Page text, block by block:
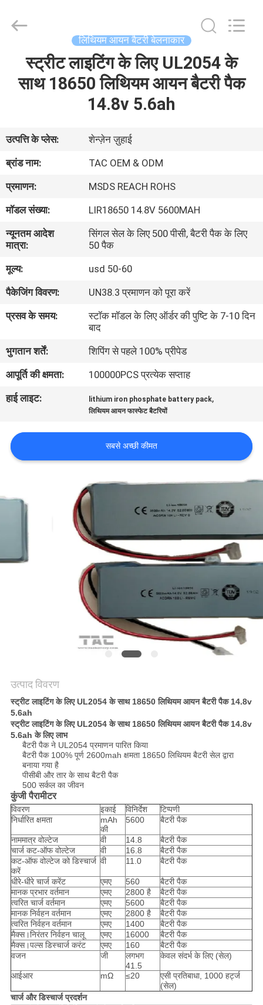
वीडियो
बारे
में
कारखाना
भ्रमण
गुणवत्ता
संपर्क
करें
समाचार
एक
उद्धरण
की
POLICY
Energy
लिथियम आयन बैटरी बेलनाकार
स्ट्रीट लाइटिंग के लिए UL2054 के
साथ 18650 लिथियम आयन बैटरी पैक
14.8v 5.6ah
उत्पत्ति के प्लेस:
शेन्ज़ेन ज़ुहाई
ब्रांड नाम:
TAC OEM & ODM
प्रमाणन:
MSDS REACH ROHS
मॉडल संख्या:
LIR18650 14.8V 5600MAH
न्यूनतम आदेश
मात्रा:
सिंगल सेल के लिए 500 पीसी, बैटरी पैक के लिए
50 पैक
मूल्य:
usd 50-60
पैकेजिंग विवरण:
UN38.3 प्रमाणन को पूरा करें
प्रसव के समय:
स्टॉक मॉडल के लिए ऑर्डर की पुष्टि के 7-10 दिन
बाद
भुगतान शर्तें:
शिपिंग से पहले 100% प्रीपेड
आपूर्ति की क्षमता:
100000PCS प्रत्येक सप्ताह
हाई लाइट:
lithium iron phosphate battery pack,
लिथियम आयन फास्फेट बैटरियों
सबसे अच्छी कीमत
उत्पाद विवरण
स्ट्रीट लाइटिंग के लिए UL2054 के साथ 18650 लिथियम आयन बैटरी पैक 14.8v
5.6ah
स्ट्रीट लाइटिंग के लिए UL2054 के साथ 18650 लिथियम आयन बैटरी पैक 14.8v
5.6ah के लिए लाभ
बैटरी पैक ने UL2054 प्रमाणन पारित किया
बैटरी पैक 100% पूर्ण 2600mah क्षमता 18650 लिथियम बैटरी सेल द्वारा
बनाया गया है
पीसीबी और तार के साथ बैटरी पैक
500 सर्कल का जीवन
कुंजी पैरामीटर
विवरण इकाई विनिर्देश
टिप्पणी
निर्धारित क्षमता
mAh
की
5600 बैटरी पैक
नाममात्र वोल्टेज वी 14.8
बैटरी पैक
चार्ज कट-ऑफ वोल्टेज
वी 16.8
बैटरी पैक
कट-ऑफ वोल्टेज को डिस्चार्ज
करें
वी 11.0 बैटरी पैक
धीरे-धीरे चार्ज करेंट एमए 560
बैटरी पैक
मानक प्रभार वर्तमान
एमए 2800 है
बैटरी पैक
त्वरित चार्ज वर्तमान
एमए 5600
बैटरी पैक
मानक निर्वहन वर्तमान
एमए 2800 है
बैटरी पैक
त्वरित निर्वहन वर्तमान
एमए 1400
बैटरी पैक
मैक्स।निरंतर निर्वहन चालू
एमए 16000
बैटरी पैक
मैक्स।पल्स डिस्चार्ज करंट
एमए 160
बैटरी पैक
वजन
जी
लगभग
41.5
केवल संदर्भ के लिए (सेल)
आईआर mΩ ≤20
एसी प्रतिबाधा, 1000 हर्ट्ज
(सेल)
चार्ज और डिस्चार्ज प्रदर्शन